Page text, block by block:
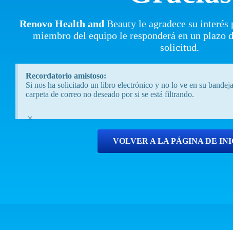
Renovo Health and Beauty le agradece su
miembro del equipo le responderá en un plazo
solicitud.
Recordatorio amistoso:
Si nos ha solicitado un libro electrónico y no lo ve en su
carpeta de correo no deseado por si se está filtrando.
×
VOLVER A LA PÁGINA DE